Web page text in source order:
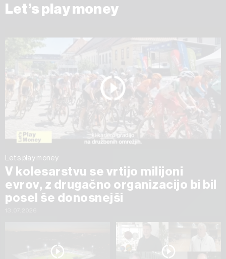
Let’s play money
Let’s play money
V kolesarstvu se vrtijo milijoni
evrov, z drugačno organizacijo bi bil
posel še donosnejši